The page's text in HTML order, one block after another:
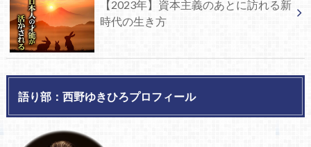
【2023年】資本主義のあとに訪れる新
時代の生き方
語り部：西野ゆきひろプロフィール